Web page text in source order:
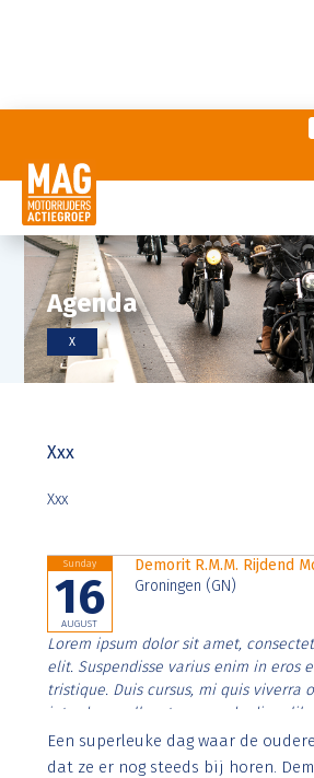
Agenda
X
Xxx
Xxx
Sunday
16
AUGUST
Demorit R.M.M. Rijdend
Groningen (GN)
Lorem ipsum dolor sit amet,
elit. Suspendisse varius enim in eros
tristique. Duis cursus, mi quis viverra
interdum nulla, ut commodo diam
Aenean faucibus nibh et justo cursus
imperdiet. Nunc ut sem vitae risus
Een superleuke dag waar de
dat ze er nog steeds bij horen.